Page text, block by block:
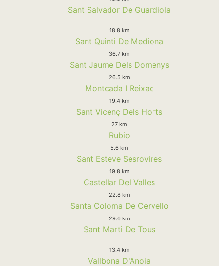
Sant Salvador De Guardiola
18.8 km
Sant Quinti De Mediona
36.7 km
Sant Jaume Dels Domenys
26.5 km
Montcada I Reixac
19.4 km
Sant Vicenç Dels Horts
27 km
Rubio
5.6 km
Sant Esteve Sesrovires
19.8 km
Castellar Del Valles
22.8 km
Santa Coloma De Cervello
29.6 km
Sant Marti De Tous
13.4 km
Vallbona D'Anoia